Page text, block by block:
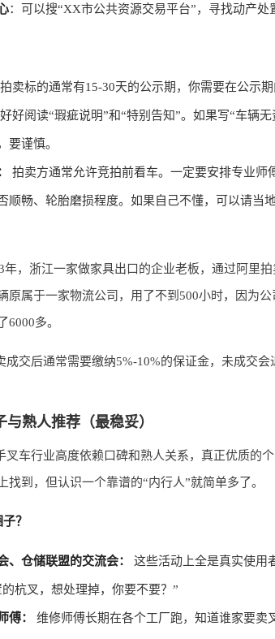
：可以搜“XX市公共资源交易平台”，寻找动产处
拍卖标的通常有15-30天的公示期，你需要在公示期
好好阅读“瑕疵说明”和“特别告知”。如果写“车辆
要谨慎。
拍卖方通常允许竞拍前看车。一定要安排专业
顺畅、轮胎磨损程度。如果自己不懂，可以请当
年，浙江一家做家具出口的企业老板，通过阿里
原属于一家物流公司，用了不到500小时，因为
6000多。
成交后通常需要缴纳5%-10%的保证金，未成交
与熟人推荐（最稳妥）
叉车行业高度依赖口碑和熟人关系，真正优质的
找到，但认识一个靠谱的“内行人”就简单多了。
？
、仓储联盟的交流会： 这些活动上全是真实使用
杭叉，想处理掉，你要不要？”
傅： 维修师傅长期在各个工厂跑，知道谁家要卖